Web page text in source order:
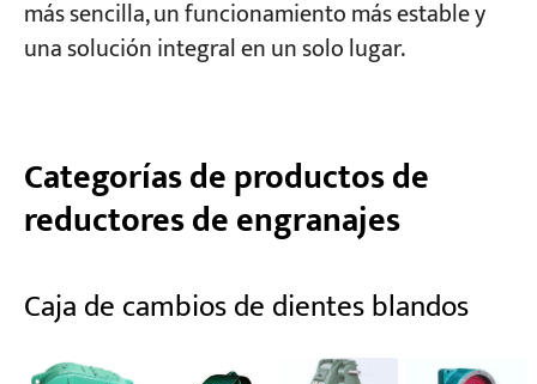
más sencilla, un funcionamiento más estable y
una solución integral en un solo lugar.
Categorías de productos de
reductores de engranajes
Caja de cambios de dientes blandos